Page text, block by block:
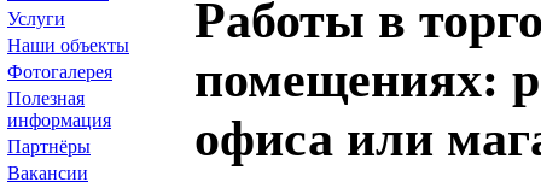
Услуги
Наши объекты
Фотогалерея
Полезная
информация
Партнёры
Вакансии
Работы в
помещениях:
офиса или